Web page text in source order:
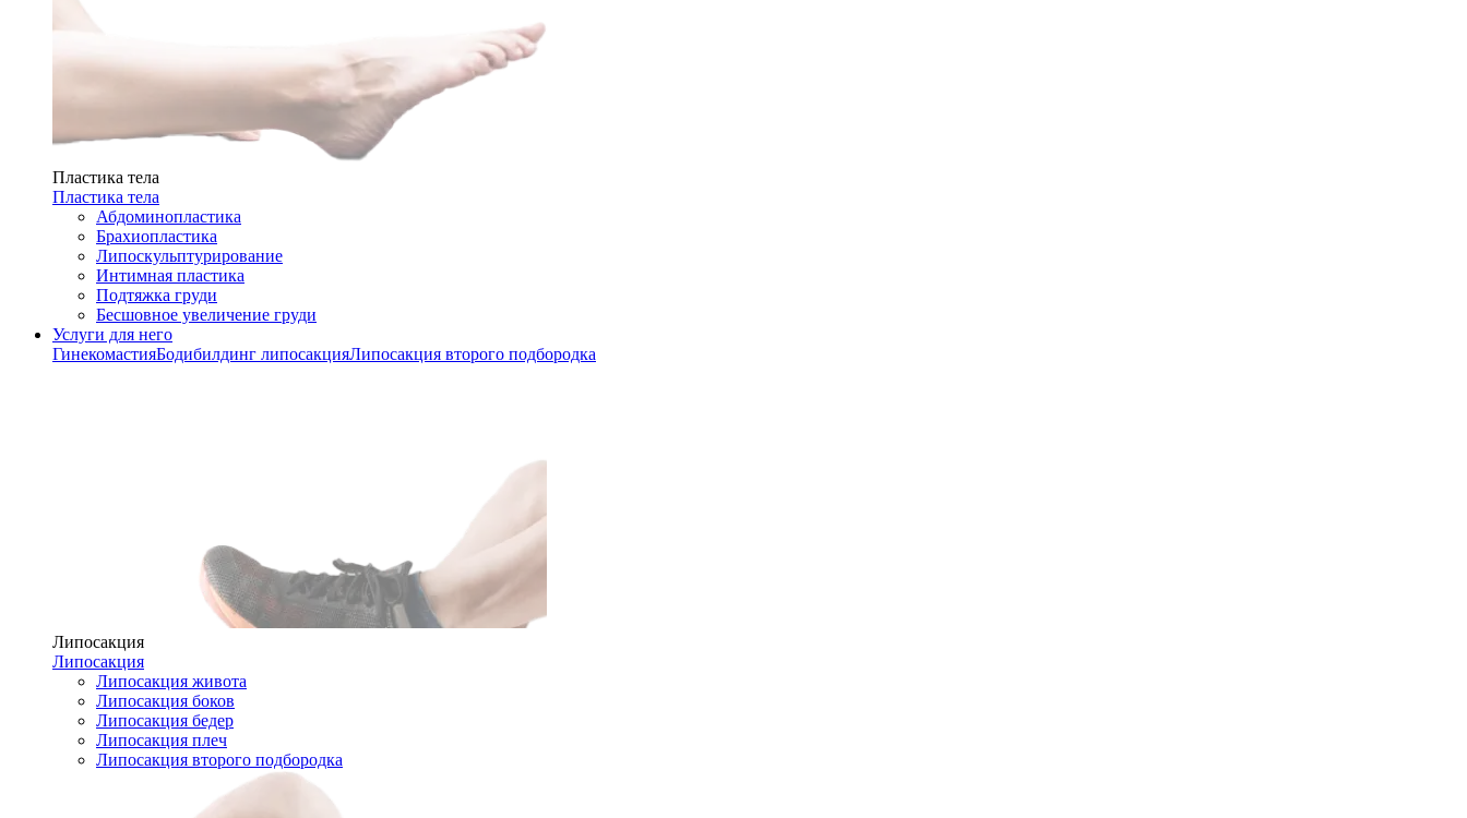
Пластика тела
Пластика тела
Абдоминопластика
Брахиопластика
Липоскульптурирование
Интимная пластика
Подтяжка груди
Бесшовное увеличение груди
Услуги для него
ГинекомастияБодибилдинг липосакцияЛипосакция второго подбородка
Липосакция
Липосакция
Липосакция живота
Липосакция боков
Липосакция бедер
Липосакция плеч
Липосакция второго подбородка